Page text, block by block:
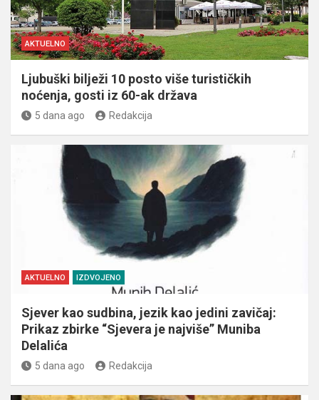
AKTUELNO
Ljubuški bilježi 10 posto više turističkih
noćenja, gosti iz 60-ak država
5 dana ago Redakcija
AKTUELNO IZDVOJENO
Sjever kao sudbina, jezik kao jedini zavičaj:
Prikaz zbirke “Sjevera je najviše” Muniba
Delalića
5 dana ago Redakcija